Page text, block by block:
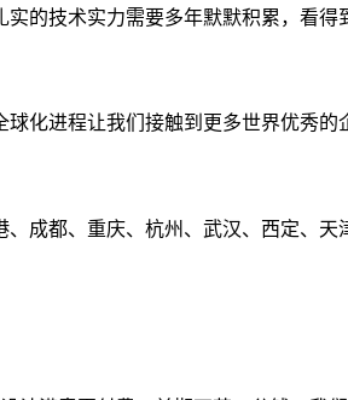
的技术实力需要多年默默积累，看得
化进程让我们接触到更多世界优秀的
成都、重庆、杭州、武汉、西定、